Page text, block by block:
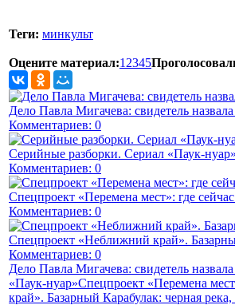
Теги: минкульт
Оцените материал:1 2345
Дело Павла Мигачева: свидетель
Комментариев: 0
Серийные разборки. Сериал «Паук-нуар»
Комментариев: 0
Спецпроект «Перемена мест»: где
Комментариев: 0
Спецпроект «Неближний край».
Комментариев: 0
Дело Павла Мигачева: свидетель
«Паук-нуар»Спецпроект «Перемена
край». Базарный Карабулак: черная